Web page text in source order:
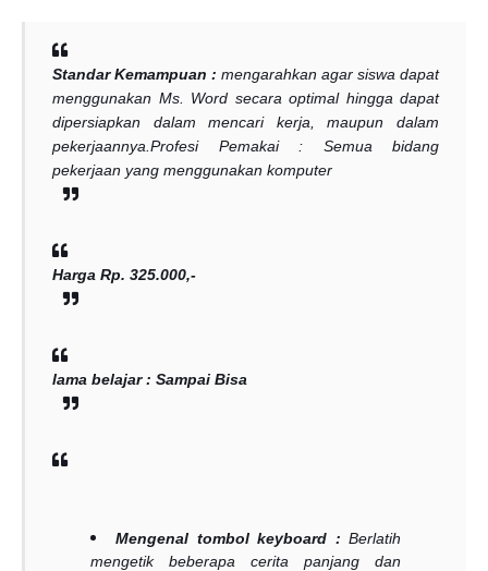
Standar Kemampuan : mengarahkan agar siswa dapat
menggunakan Ms. Word secara optimal hingga dapat
dipersiapkan dalam mencari kerja, maupun dalam
pekerjaannya. Profesi Pemakai : Semua bidang
pekerjaan yang menggunakan komputer
Harga Rp. 325.000,-
lama belajar : Sampai Bisa
Mengenal tombol keyboard :Berlatih
mengetik beberapa cerita panjang dan